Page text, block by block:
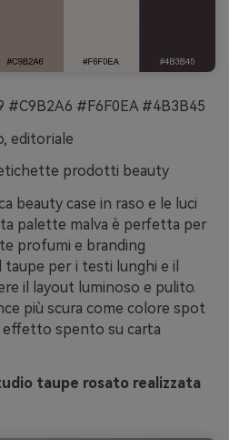
#C9B2A6 #F6F0EA #4B3B45
editoriale
prodotti beauty
beauty case in raso e le luci
palette malva è perfetta per
profumi e branding
per i testi lunghi e il
il layout luminoso e pulito.
più scura come colore spot
effetto spento su carta
taupe rosato realizzata